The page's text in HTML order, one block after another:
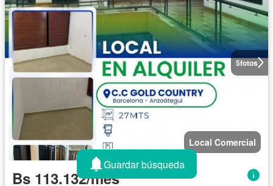
5fotos
Local Comercial
Bs 113.132/mes
Guardar búsqueda